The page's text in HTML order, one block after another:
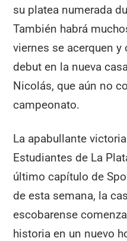
su platea numerada
También habrá
viernes se acerquen
debut en la nueva
Nicolás, que aún no
campeonato.
La apabullante
Estudiantes de La
último capítulo de
de esta semana, la
escobarense
historia en un nuevo